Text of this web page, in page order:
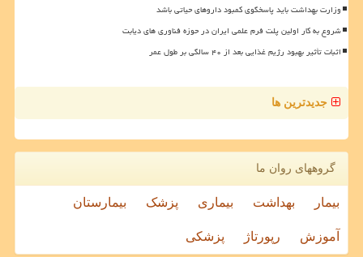
وزارت بهداشت باید پاسخگوی کمبود داروهای حیاتی باشد
شروع به کار اولین پلت فرم علمی ایران در حوزه فناوری های دیابت
اثبات تأثیر بهبود رژیم غذایی بعد از ۴۰ سالگی بر طول عمر
جدیدترین ها
گروههای روان ما
بیمار بهداشت بیماری پزشک بیمارستان
آموزش رپورتاژ پزشکی